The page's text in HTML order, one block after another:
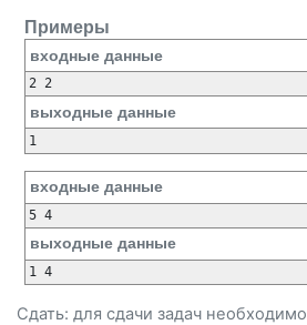
Примеры
входные данные
выходные данные
входные данные
выходные данные
Сдать: для сдачи задач необходимо